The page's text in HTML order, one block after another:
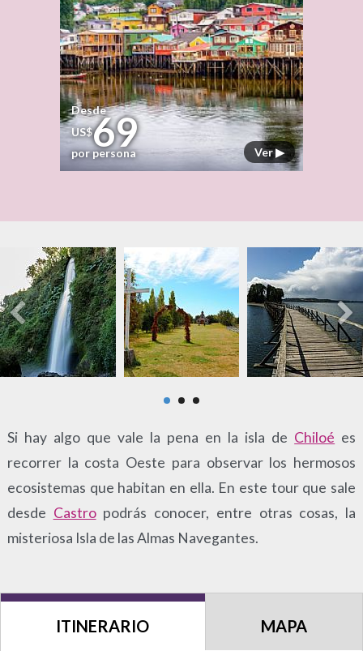
Ver ▶
Desde
US$69
por persona
Si hay algo que vale la pena en la isla de Chiloé es
recorrer la costa Oeste para observar los hermosos
ecosistemas que habitan en ella. En este tour que sale
desde Castropodrás conocer, entre otras cosas, la
misteriosa Isla de las Almas Navegantes.
ITINERARIO MAPA